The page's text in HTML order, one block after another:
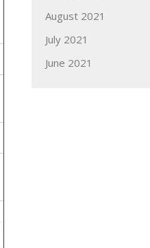
August 2021
July 2021
June 2021